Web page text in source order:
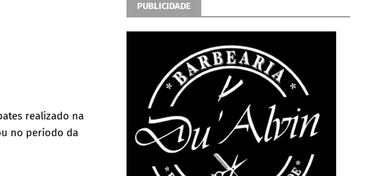
realizado na
no período da
PUBLICIDADE